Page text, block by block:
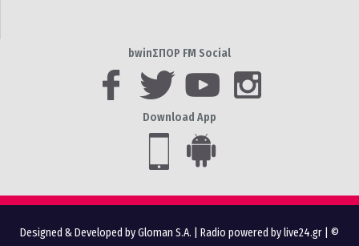
bwinΣΠΟΡ FM Social
Download App
Designed & Developed by Gloman S.A. Radio powered by live24.gr | ©